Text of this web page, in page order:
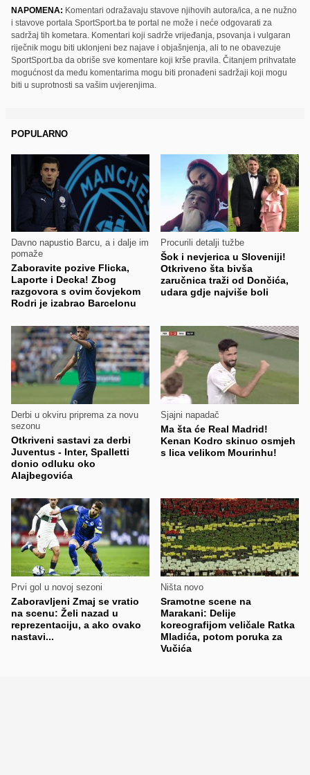
NAPOMENA: Komentari odražavaju stavove njihovih autora/ica, a ne nužno
i stavove portala SportSport.ba te portal ne može i neće odgovarati za
sadržaj tih kometara. Komentari koji sadrže vrijeđanja, psovanja i vulgaran
riječnik mogu biti uklonjeni bez najave i objašnjenja, ali to ne obavezuje
SportSport.ba da obriše sve komentare koji krše pravila. Čitanjem prihvatate
mogućnost da među komentarima mogu biti pronađeni sadržaji koji mogu
biti u suprotnosti sa vašim uvjerenjima.
POPULARNO
Davno napustio Barcu, a i dalje im
pomaže
Zaboravite pozive Flicka,
Laporte i Decka! Zbog
razgovora s ovim čovjekom
Rodri je izabrao Barcelonu
Procurili detalji tužbe
Šok i nevjerica u Sloveniji!
Otkriveno šta bivša
zaručnica traži od Dončića,
udara gdje najviše boli
Derbi u okviru priprema za novu
sezonu
Otkriveni sastavi za derbi
Juventus - Inter, Spalletti
donio odluku oko
Alajbegovića
Sjajni napadač
Ma šta će Real Madrid!
Kenan Kodro skinuo osmjeh
s lica velikom Mourinhu!
Prvi gol u novoj sezoni
Zaboravljeni Zmaj se vratio
na scenu: Želi nazad u
reprezentaciju, a ako ovako
nastavi...
Ništa novo
Sramotne scene na
Marakani: Delije
koreografijom veličale Ratka
Mladića, potom poruka za
Vučića